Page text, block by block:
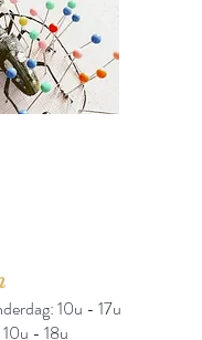
10u - 17u
- 18u